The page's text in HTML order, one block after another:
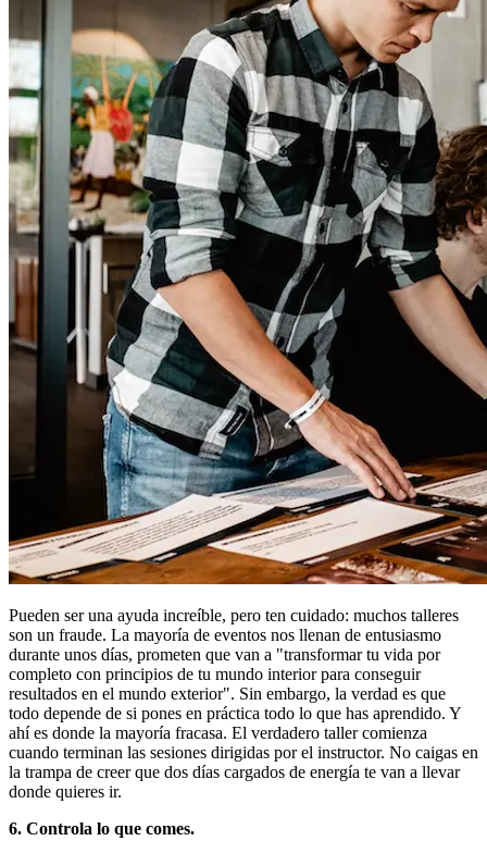
Pueden ser una ayuda increíble, pero ten cuidado: muchos talleres
son un fraude. La mayoría de eventos nos llenan de entusiasmo
durante unos días, prometen que van a "transformar tu vida por
completo con principios de tu mundo interior para conseguir
resultados en el mundo exterior". Sin embargo, la verdad es que
todo depende de si pones en práctica todo lo que has aprendido. Y
ahí es donde la mayoría fracasa. El verdadero taller comienza
cuando terminan las sesiones dirigidas por el instructor. No caigas en
la trampa de creer que dos días cargados de energía te van a llevar
donde quieres ir.
6. Controla lo que comes.